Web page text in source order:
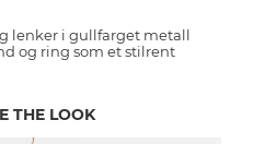
lenker i gullfarget metall
og ring som et stilrent
THE LOOK